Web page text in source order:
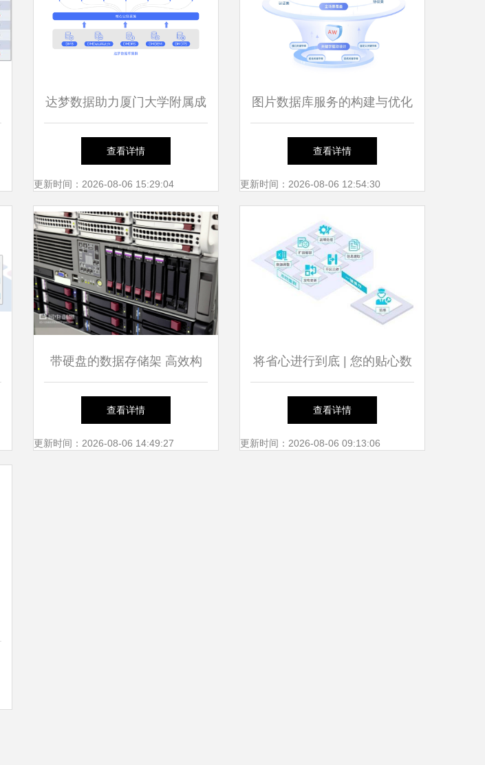
达梦数据助力厦门大学附属成
功医院核心业务系统信创改造
— 打造国产数据库服务新模
式
查看详情
更新时间：2026-08-06 15:29:04
图片数据库服务的构建与优化
探索
查看详情
更新时间：2026-08-06 12:54:30
带硬盘的数据存储架 高效构
建数据库服务的基石与策略
查看详情
更新时间：2026-08-06 14:49:27
将省心进行到底 | 您的贴心数
据库管家来报到!
查看详情
更新时间：2026-08-06 09:13:06